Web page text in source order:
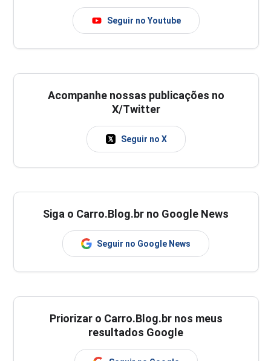
Seguir no Youtube
Acompanhe nossas publicações no
X/Twitter
Seguir no X
Siga o Carro.Blog.br no Google News
Seguir no Google News
Priorizar o Carro.Blog.br nos meus
resultados Google